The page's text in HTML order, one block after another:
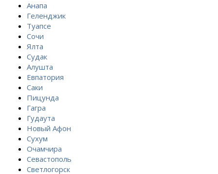
Анапа
Геленджик
Туапсе
Сочи
Ялта
Судак
Алушта
Евпатория
Саки
Пицунда
Гагра
Гудаута
Новый Афон
Сухум
Очамчира
Севастополь
Светлогорск